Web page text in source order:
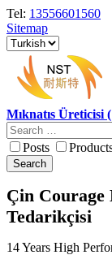
Tel: 13556601560
Sitemap
Mıknatıs Üreticisi
Posts
Search
Çin Courage
Tedarikçisi
14 Years High